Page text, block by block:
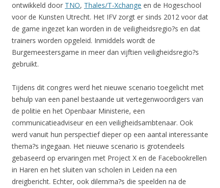
ontwikkeld door TNO, Thales/T-Xchange en de Hogeschool
voor de Kunsten Utrecht. Het IFV zorgt er sinds 2012 voor dat
de game ingezet kan worden in de veiligheidsregio?s en dat
trainers worden opgeleid. Inmiddels wordt de
Burgemeestersgame in meer dan vijftien veiligheidsregio?s
gebruikt.
Tijdens dit congres werd het nieuwe scenario toegelicht met
behulp van een panel bestaande uit vertegenwoordigers van
de politie en het Openbaar Ministerie, een
communicatieadviseur en een veiligheidsambtenaar. Ook
werd vanuit hun perspectief dieper op een aantal interessante
thema?s ingegaan. Het nieuwe scenario is grotendeels
gebaseerd op ervaringen met Project X en de Facebookrellen
in Haren en het sluiten van scholen in Leiden na een
dreigbericht. Echter, ook dilemma?s die speelden na de